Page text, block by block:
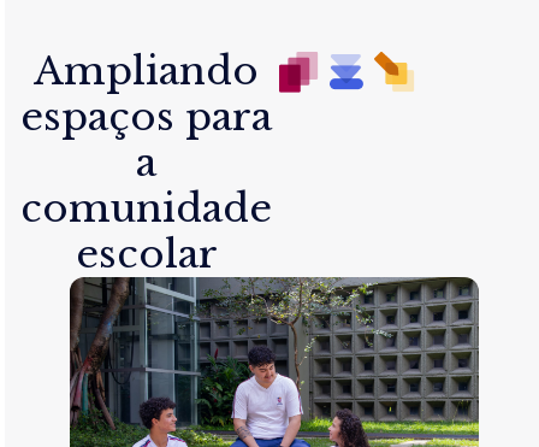
Ampliando
espaços para
a
comunidade
escolar